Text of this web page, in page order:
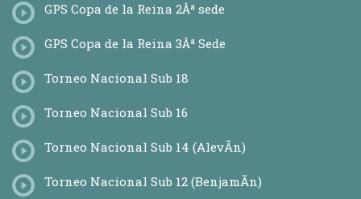
GPS Copa de la Reina 2Âª sede
GPS Copa de la Reina 3Âª Sede
Torneo Nacional Sub 18
Torneo Nacional Sub 16
Torneo Nacional Sub 14 (AlevÃ­n)
Torneo Nacional Sub 12 (BenjamÃ­n)